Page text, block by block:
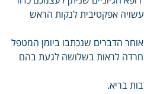
אפקטיבית לנקות הראש
הדברים שנכתבו ביומן המטפל
חרדה לראות בשלושה לגעת בהם
בריא.